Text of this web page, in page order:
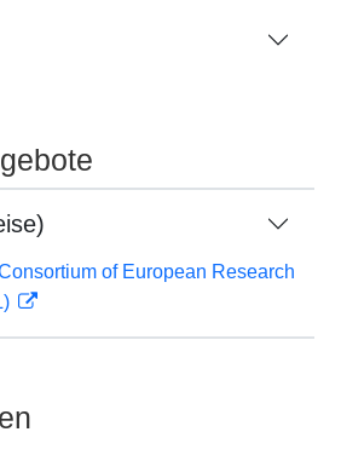
of European Research